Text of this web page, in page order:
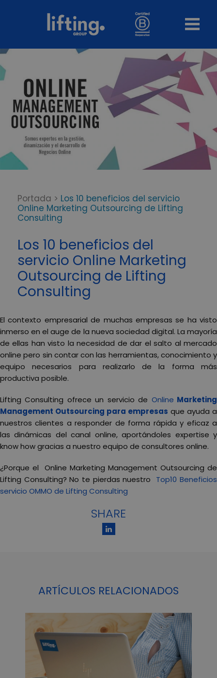
Portada > Los 10 beneficios del servicio
Online Marketing Outsourcing de Lifting
Consulting
Los 10 beneficios del
servicio Online Marketing
Outsourcing de Lifting
Consulting
El contexto empresarial de muchas empresas se ha visto
inmerso en el auge de la nueva sociedad digital. La mayoría
de ellas han visto la necesidad de dar el salto al mercado
online pero sin contar con las herramientas, conocimiento y
equipo necesarios para realizarlo de la forma más
productiva posible.
Lifting Consulting ofrece un servicio de Online Marketing
Management Outsourcing para empresas que ayuda a
nuestros clientes a responder de forma rápida y eficaz a
las dinámicas del canal online, aportándoles expertise y
know how gracias a nuestro equipo de consultores online.
¿Porque el Online Marketing Management Outsourcing de
Lifting Consulting? No te pierdas nuestro Top10 Beneficios
servicio OMMO de Lifting Consulting
SHARE
ARTÍCULOS RELACIONADOS